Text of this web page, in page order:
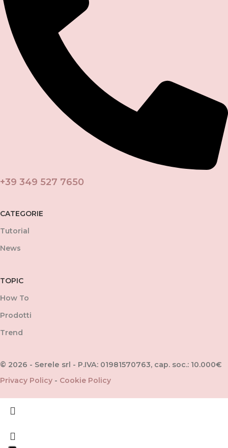
+39 349 527 7650
CATEGORIE
Tutorial
News
TOPIC
How To
Prodotti
Trend
© 2026 - Serele srl - P.IVA: 01981570763, cap. soc.: 10.000€
Privacy Policy - Cookie Policy